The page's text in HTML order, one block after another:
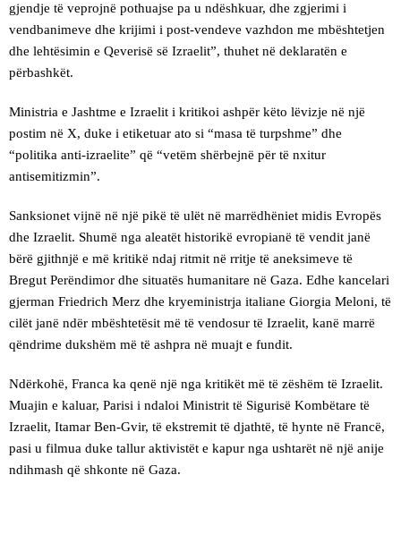
gjendje të veprojnë pothuajse pa u ndëshkuar, dhe zgjerimi i
vendbanimeve dhe krijimi i post-vendeve vazhdon me mbështetjen
dhe lehtësimin e Qeverisë së Izraelit”, thuhet në deklaratën e
përbashkët.
Ministria e Jashtme e Izraelit i kritikoi ashpër këto lëvizje në një
postim në X, duke i etiketuar ato si “masa të turpshme” dhe
“politika anti-izraelite” që “vetëm shërbejnë për të nxitur
antisemitizmin”.
Sanksionet vijnë në një pikë të ulët në marrëdhëniet midis Evropës
dhe Izraelit. Shumë nga aleatët historikë evropianë të vendit janë
bërë gjithnjë e më kritikë ndaj ritmit në rritje të aneksimeve të
Bregut Perëndimor dhe situatës humanitare në Gaza. Edhe kancelari
gjerman Friedrich Merz dhe kryeministrja italiane Giorgia Meloni, të
cilët janë ndër mbështetësit më të vendosur të Izraelit, kanë marrë
qëndrime dukshëm më të ashpra në muajt e fundit.
Ndërkohë, Franca ka qenë një nga kritikët më të zëshëm të Izraelit.
Muajin e kaluar, Parisi i ndaloi Ministrit të Sigurisë Kombëtare të
Izraelit, Itamar Ben-Gvir, të ekstremit të djathtë, të hynte në Francë,
pasi u filmua duke tallur aktivistët e kapur nga ushtarët në një anije
ndihmash që shkonte në Gaza.